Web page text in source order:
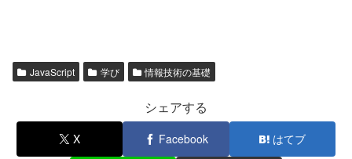
JavaScript 学び 情報技術の基礎
シェアする
X Facebook はてブ